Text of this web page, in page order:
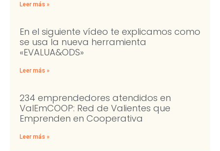
Leer más »
En el siguiente vídeo te explicamos como
se usa la nueva herramienta
«EVALUA&ODS»
Leer más »
234 emprendedores atendidos en
ValEmCOOP: Red de Valientes que
Emprenden en Cooperativa
Leer más »